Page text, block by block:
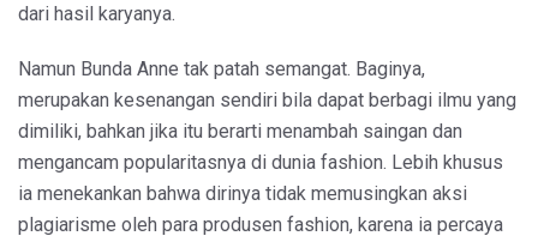
dari hasil karyanya.
Namun Bunda Anne tak patah semangat. Baginya,
merupakan kesenangan sendiri bila dapat berbagi ilmu yang
dimiliki, bahkan jika itu berarti menambah saingan dan
mengancam popularitasnya di dunia fashion. Lebih khusus
ia menekankan bahwa dirinya tidak memusingkan aksi
plagiarisme oleh para produsen fashion, karena ia percaya